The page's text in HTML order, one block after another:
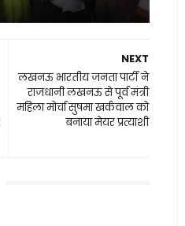
NEXT
लखनऊ भारतीय जनता पार्टी ने
राजधानी लखनऊ से पूर्व मंत्री
महिला मोर्चा सुषमा खर्कवाल को
बनाया मेयर प्रत्याशी